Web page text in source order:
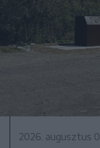
2026. augusztus